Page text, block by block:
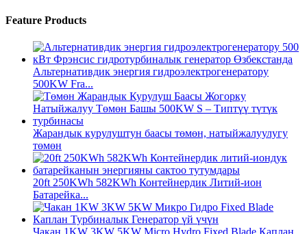
Feature Products
Альтернативдик энергия гидроэлектрогенератору
500KW Fra...
Жарандык курулуштун баасы төмөн, натыйжалуулугу
төмөн
20ft 250KWh 582KWh Контейнердик Литий-ион
Батарейка...